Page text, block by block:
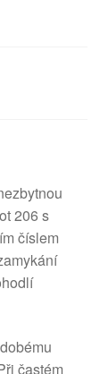
206 s
číslem
častém